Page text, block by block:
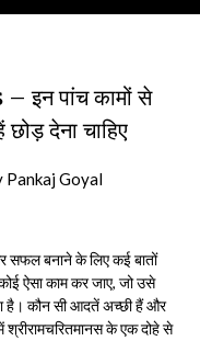
पांच कामों से
छोड़ देना चाहिए
Pankaj Goyal
बनाने के लिए कई बातों
ऐसा काम कर जाए, जो उसे
है। कौन सी आदतें अच्छी हैं और
के एक दोहे से